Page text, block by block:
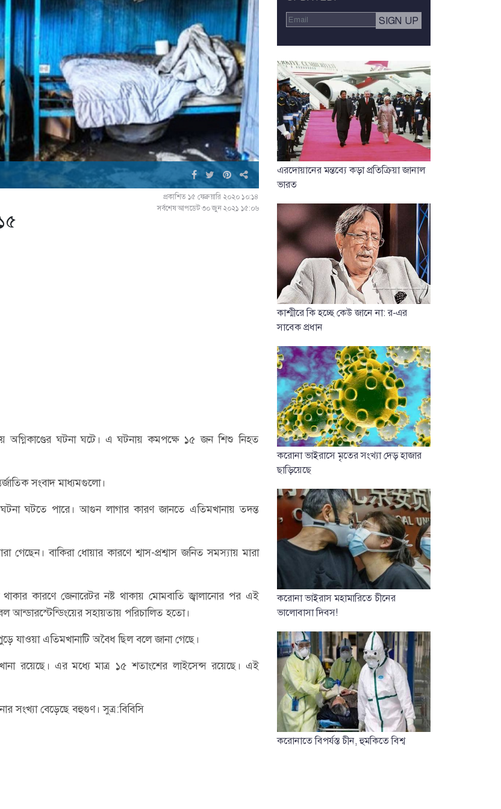
প্রকাশিত ১৫ ফেব্রুয়ারি ২০২০ ১০:১৪
সর্বশেষ আপডেট ৩০ জুন ২০২১ ১৫:০৬
অগ্নিকাণ্ডের ঘটনা ঘটে। এ ঘটনায় কমপক্ষে ১৫ জন শিশু নিহত
সংবাদ মাধ্যমগুলো।
ঘটতে পারে। আগুন লাগার কারণ জানতে এতিমখানায় তদন্ত
বাকিরা ধোয়ার কারণে শ্বাস-প্রশ্বাস জনিত সমস্যায় মারা
থাকার কারণে জেনারেটর নষ্ট থাকায় মোমবাতি জ্বালানোর পর এই
আন্ডারস্টেন্ডিংয়ের সহায়তায় পরিচালিত হতো।
যাওয়া এতিমখানাটি অবৈধ ছিল বলে জানা গেছে।
রয়েছে। এর মধ্যে মাত্র ১৫ শতাংশের লাইসেন্স রয়েছে। এই
বেড়েছে বহুগুণ। সুত্র:বিবিসি
এরদোয়ানের মন্তব্যে কড়া প্রতিক্রিয়া জানাল
ভারত
কাশ্মীরে কি হচ্ছে কেউ জানে না: র-এর
সাবেক প্রধান
করোনা ভাইরাসে মৃতের সংখ্যা দেড় হাজার
ছাড়িয়েছে
করোনা ভাইরাস মহামারিতে চীনের
ভালোবাসা দিবস!
করোনাতে বিপর্যস্ত চীন, হুমকিতে বিশ্ব